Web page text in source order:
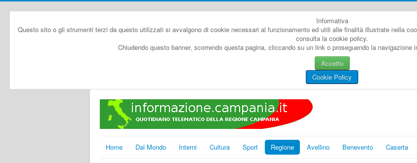
Informativa
Questo sito o gli strumenti terzi da questo utilizzati si avvalgono di cookie necessari al funzionamento ed utili alle finalità illustrate nella
consulta la cookie policy.
Chiudendo questo banner, scorrendo questa pagina, cliccando su un link o proseguendo la
Accetto
Cookie Policy
Home Dal Mondo Interni Cultura Sport Regione Avellino Benevento Caserta